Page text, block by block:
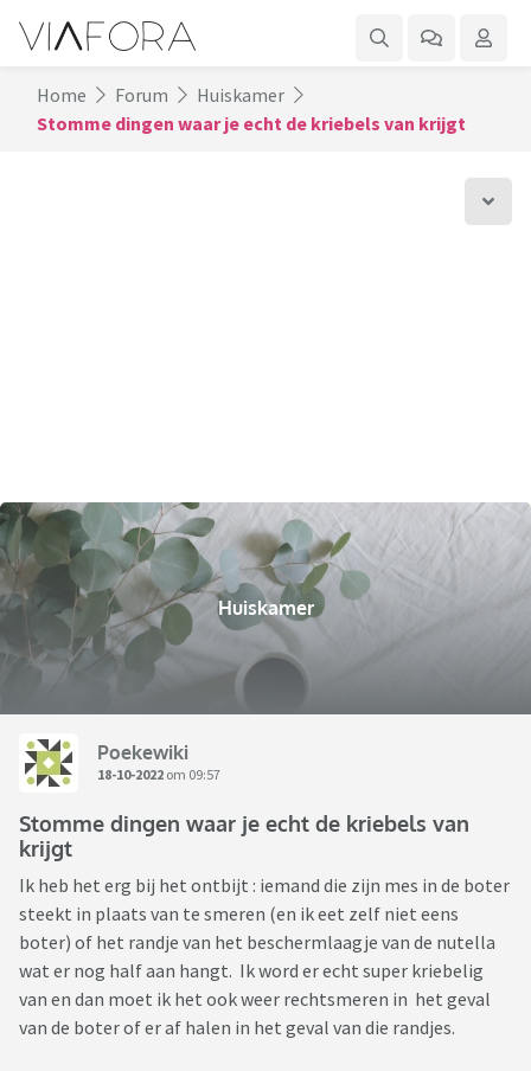
Home Forum
Huiskamer
Stomme dingen waar je echt de kriebels van krijgt
Huiskamer
Poekewiki
18-10-2022 om 09:57
Stomme dingen waar je echt de kriebels van
krijgt
Ik heb het erg bij het ontbijt : iemand die zijn mes in de boter
steekt in plaats van te smeren (en ik eet zelf niet eens
boter) of het randje van het beschermlaagje van de nutella
wat er nog half aan hangt. Ik word er echt super kriebelig
van en dan moet ik het ook weer rechtsmeren in het geval
van de boter of er af halen in het geval van die randjes.